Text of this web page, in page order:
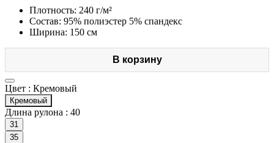
Плотность: 240 г/м²
Состав: 95% полиэстер 5% спандекс
Ширина: 150 см
В корзину
Цвет : Кремовый
Кремовый
Длина рулона : 40
31
35